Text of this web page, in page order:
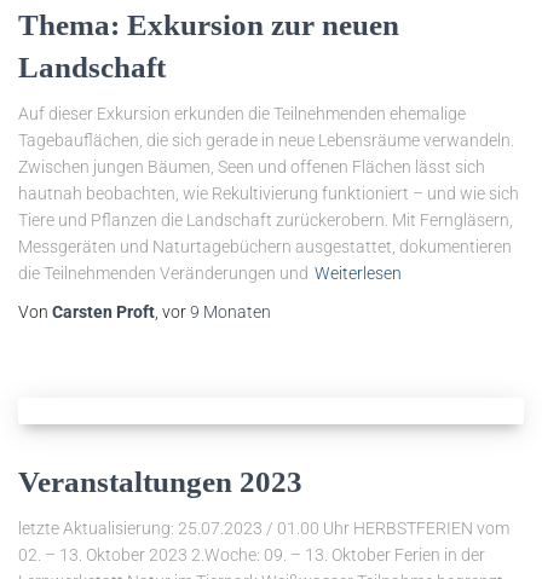
Thema: Exkursion zur neuen
Landschaft
Auf dieser Exkursion erkunden die Teilnehmenden ehemalige
Tagebauflächen, die sich gerade in neue Lebensräume verwandeln.
Zwischen jungen Bäumen, Seen und offenen Flächen lässt sich
hautnah beobachten, wie Rekultivierung funktioniert – und wie sich
Tiere und Pflanzen die Landschaft zurückerobern. Mit Ferngläsern,
Messgeräten und Naturtagebüchern ausgestattet, dokumentieren
die Teilnehmenden Veränderungen und Weiterlesen
Von Carsten Proft , vor9 Monaten
Veranstaltungen 2023
letzte Aktualisierung: 25.07.2023 / 01.00 Uhr HERBSTFERIEN vom
02. – 13. Oktober 2023 2.Woche: 09. – 13. Oktober Ferien in der